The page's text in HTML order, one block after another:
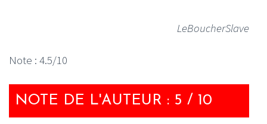
LeBoucherSlave
Note : 4.5/10
NOTE DE L'AUTEUR : 5 / 10